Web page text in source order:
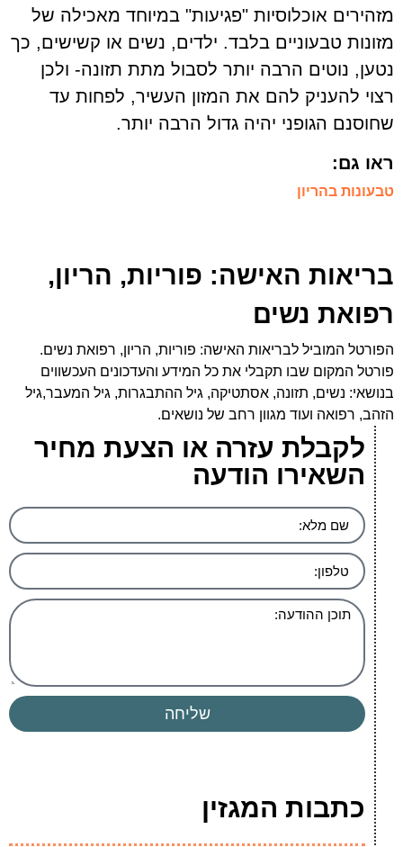
מזהירים אוכלוסיות "פגיעות" במיוחד מאכילה של
מזונות טבעוניים בלבד. ילדים, נשים או קשישים, כך
נטען, נוטים הרבה יותר לסבול מתת תזונה- ולכן
רצוי להעניק להם את המזון העשיר, לפחות עד
שחוסנם הגופני יהיה גדול הרבה יותר.
ראו גם:
טבעונות בהריון
בריאות האישה: פוריות, הריון,
רפואת נשים
הפורטל המוביל לבריאות האישה: פוריות, הריון, רפואת נשים.
פורטל המקום שבו תקבלי את כל המידע והעדכונים העכשווים
בנושאי: נשים, תזונה, אסתטיקה, גיל ההתבגרות, גיל המעבר,גיל
הזהב, רפואה ועוד מגוון רחב של נושאים.
לקבלת עזרה או הצעת מחיר
השאירו הודעה
שליחה
כתבות המגזין